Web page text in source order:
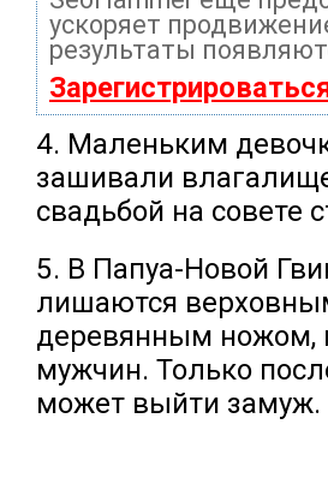
ускоряет
результаты
4. Маленьким
зашивали
свадьбой на совете
5. В Папуа-Новой
лишаются
деревянным ножом,
мужчин. Только
может выйти замуж.